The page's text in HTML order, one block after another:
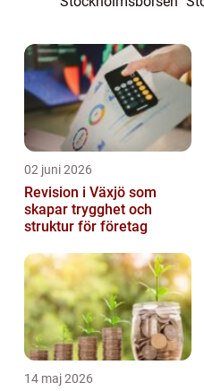
ledande börs och
marknadsplats för ha...
02 juni 2026
Revision i Växjö som
skapar trygghet och
struktur för företag
14 maj 2026